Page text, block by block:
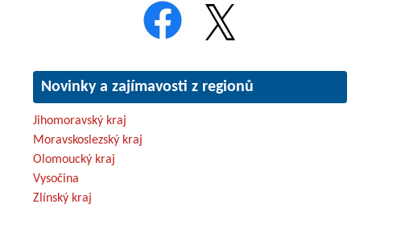
Novinky a zajímavosti z regionů
Jihomoravský kraj
Moravskoslezský kraj
Olomoucký kraj
Vysočina
Zlínský kraj